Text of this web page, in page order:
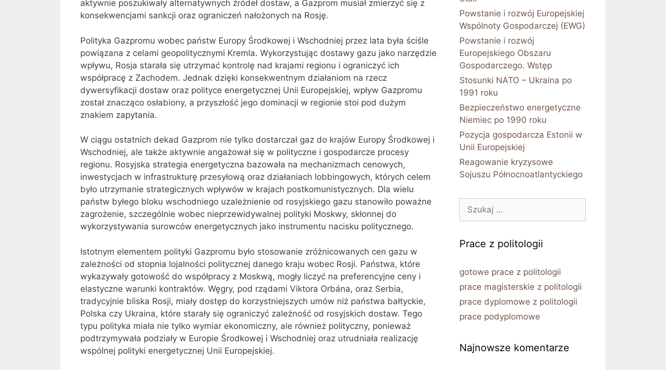
aktywnie poszukiwały alternatywnych źródeł dostaw, a Gazprom musiał zmierzyć się z
konsekwencjami sankcji oraz ograniczeń nałożonych na Rosję.
Polityka Gazpromu wobec państw Europy Środkowej i Wschodniej przez lata była ściśle
powiązana z celami geopolitycznymi Kremla. Wykorzystując dostawy gazu jako narzędzie
wpływu, Rosja starała się utrzymać kontrolę nad krajami regionu i ograniczyć ich
współpracę z Zachodem. Jednak dzięki konsekwentnym działaniom na rzecz
dywersyfikacji dostaw oraz polityce energetycznej Unii Europejskiej, wpływ Gazpromu
został znacząco osłabiony, a przyszłość jego dominacji w regionie stoi pod dużym
znakiem zapytania.
W ciągu ostatnich dekad Gazprom nie tylko dostarczał gaz do krajów Europy Środkowej i
Wschodniej, ale także aktywnie angażował się w polityczne i gospodarcze procesy
regionu. Rosyjska strategia energetyczna bazowała na mechanizmach cenowych,
inwestycjach w infrastrukturę przesyłową oraz działaniach lobbingowych, których celem
było utrzymanie strategicznych wpływów w krajach postkomunistycznych. Dla wielu
państw byłego bloku wschodniego uzależnienie od rosyjskiego gazu stanowiło poważne
zagrożenie, szczególnie wobec nieprzewidywalnej polityki Moskwy, skłonnej do
wykorzystywania surowców energetycznych jako instrumentu nacisku politycznego.
Istotnym elementem polityki Gazpromu było stosowanie zróżnicowanych cen gazu w
zależności od stopnia lojalności politycznej danego kraju wobec Rosji. Państwa, które
wykazywały gotowość do współpracy z Moskwą, mogły liczyć na preferencyjne ceny i
elastyczne warunki kontraktów. Węgry, pod rządami Viktora Orbána, oraz Serbia,
tradycyjnie bliska Rosji, miały dostęp do korzystniejszych umów niż państwa bałtyckie,
Polska czy Ukraina, które starały się ograniczyć zależność od rosyjskich dostaw. Tego
typu polityka miała nie tylko wymiar ekonomiczny, ale również polityczny, ponieważ
podtrzymywała podziały w Europie Środkowej i Wschodniej oraz utrudniała realizację
wspólnej polityki energetycznej Unii Europejskiej.
Powstanie i rozwój Europejskiej
Wspólnoty Gospodarczej (EWG)
Powstanie i rozwój
Europejskiego Obszaru
Gospodarczego. Wstęp
Stosunki NATO – Ukraina po
1991 roku
Bezpieczeństwo energetyczne
Niemiec po 1990 roku
Pozycja gospodarcza Estonii w
Unii Europejskiej
Reagowanie kryzysowe
Sojuszu Północnoatlantyckiego
Szukaj:
Prace z politologii
gotowe prace z politologii
prace magisterskie z politologii
prace dyplomowe z politologii
prace podyplomowe
Najnowsze komentarze